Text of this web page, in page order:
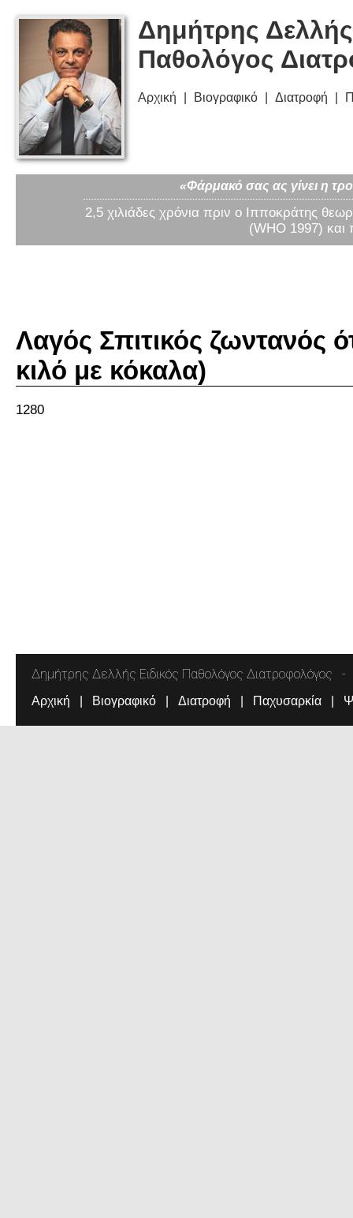
Δημήτρης
Παθολόγος
Αρχική Βιογραφικό Διατροφή
«Φάρμακό σας ας γίνει η
2,5 χιλιάδες χρόνια πριν ο Ιπποκράτης
(WHO 1997) και
Λαγός Σπιτικός ζωντανός
κιλό με κόκαλα)
1280
Δημήτρης Δελλής Ειδικός Παθολόγος Διατροφολόγος
Αρχική Βιογραφικό Διατροφή Παχυσαρκία